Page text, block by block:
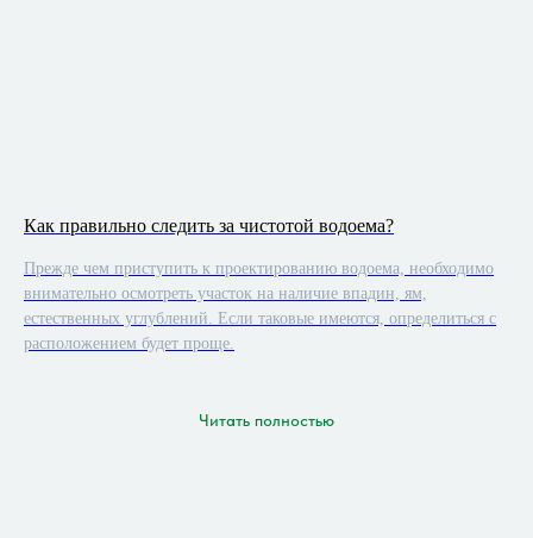
Как правильно следить за чистотой водоема?
Прежде чем приступить к проектированию водоема, необходимо
внимательно осмотреть участок на наличие впадин, ям,
естественных углублений. Если таковые имеются, определиться с
расположением будет проще.
Читать полностью